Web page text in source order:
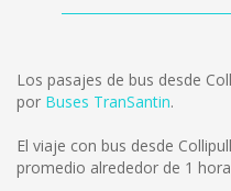
Los pasajes de bus desde
por Buses TranSantin.
El viaje con bus desde
promedio alrededor de 1